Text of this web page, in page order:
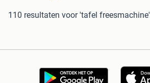
110 resultaten voor 'tafel freesmachine'